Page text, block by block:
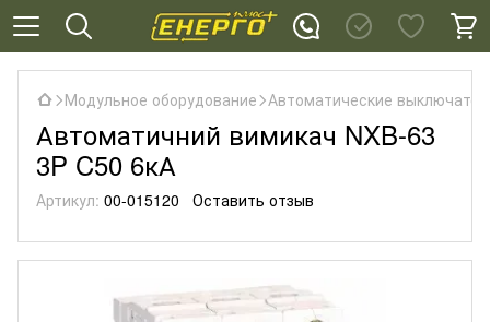
Модульное оборудование Автоматические
Автоматичний вимикач NXB-63
3P C50 6кА
Артикул: 00-015120 Оставить отзыв